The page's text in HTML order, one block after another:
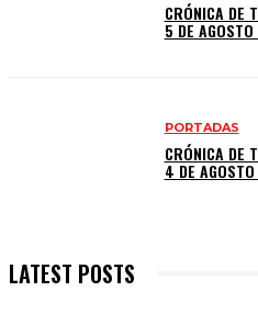
CRÓNICA DE
5 DE
PORTADAS
CRÓNICA DE
4 DE
LATEST POSTS